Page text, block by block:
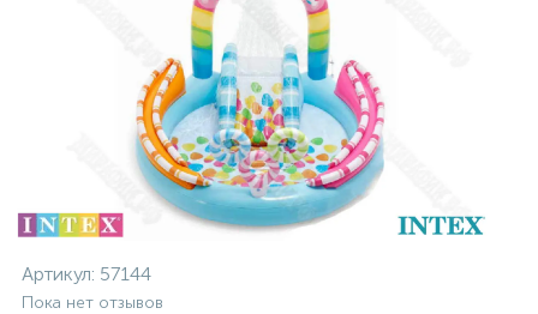
Артикул: 57144
Пока нет отзывов